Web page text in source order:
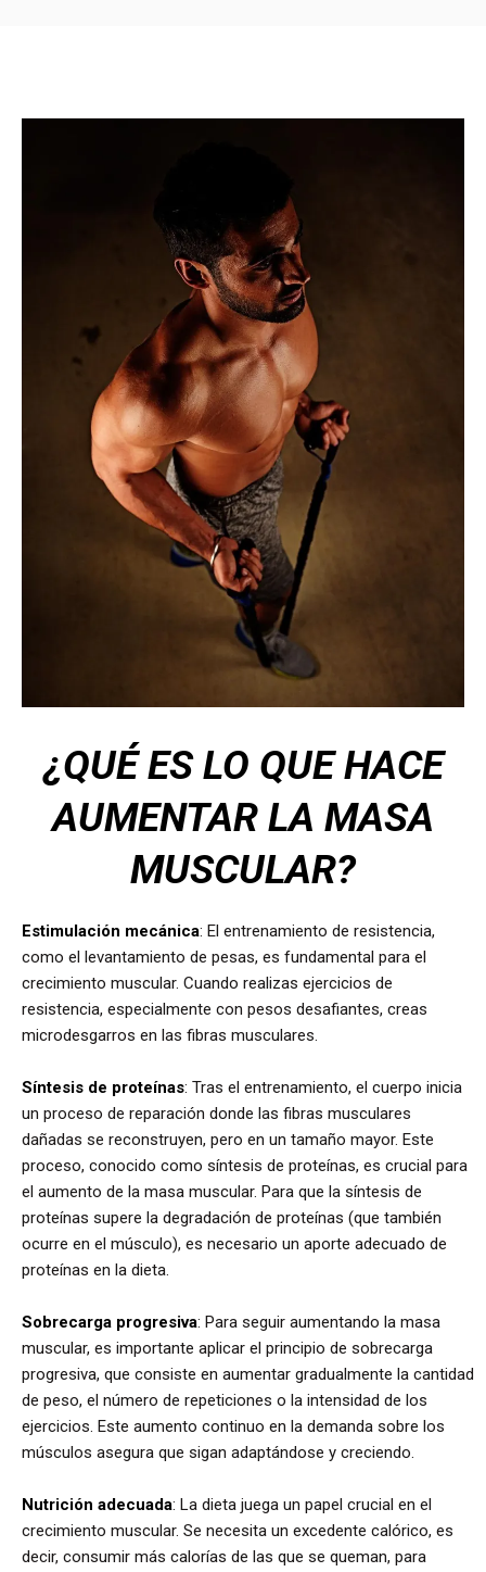
¿QUÉ ES LO QUE HACE
AUMENTAR LA MASA
MUSCULAR?
Estimulación mecánica: El entrenamiento de resistencia,
como el levantamiento de pesas, es fundamental para el
crecimiento muscular. Cuando realizas ejercicios de
resistencia, especialmente con pesos desafiantes, creas
microdesgarros en las fibras musculares.
Síntesis de proteínas: Tras el entrenamiento, el cuerpo inicia
un proceso de reparación donde las fibras musculares
dañadas se reconstruyen, pero en un tamaño mayor. Este
proceso, conocido como síntesis de proteínas, es crucial para
el aumento de la masa muscular. Para que la síntesis de
proteínas supere la degradación de proteínas (que también
ocurre en el músculo), es necesario un aporte adecuado de
proteínas en la dieta.
Sobrecarga progresiva: Para seguir aumentando la masa
muscular, es importante aplicar el principio de sobrecarga
progresiva, que consiste en aumentar gradualmente la cantidad
de peso, el número de repeticiones o la intensidad de los
ejercicios. Este aumento continuo en la demanda sobre los
músculos asegura que sigan adaptándose y creciendo.
Nutrición adecuada: La dieta juega un papel crucial en el
crecimiento muscular. Se necesita un excedente calórico, es
decir, consumir más calorías de las que se queman, para